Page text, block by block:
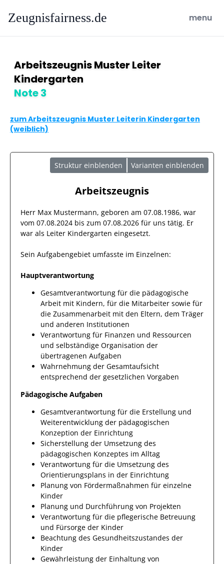
Zeugnisfairness.de open
menu
Arbeitszeugnis Muster Leiter
Kindergarten
Note 3
zum Arbeitszeugnis Muster Leiterin Kindergarten
(weiblich)
Struktur einblenden Varianten einblenden
Arbeitszeugnis
Herr Max Mustermann, geboren am 07.08.1986, war
vom 07.08.2024 bis zum 07.08.2026 für uns tätig. Er
war als Leiter Kindergarten eingesetzt.
Sein Aufgabengebiet umfasste im Einzelnen:
Hauptverantwortung
Gesamtverantwortung für die pädagogische
Arbeit mit Kindern, für die Mitarbeiter sowie für
die Zusammenarbeit mit den Eltern, dem Träger
und anderen Institutionen
Verantwortung für Finanzen und Ressourcen
und selbständige Organisation der
übertragenen Aufgaben
Wahrnehmung der Gesamtaufsicht
entsprechend der gesetzlichen Vorgaben
Pädagogische Aufgaben
Gesamtverantwortung für die Erstellung und
Weiterentwicklung der pädagogischen
Konzeption der Einrichtung
Sicherstellung der Umsetzung des
pädagogischen Konzeptes im Alltag
Verantwortung für die Umsetzung des
Orientierungsplans in der Einrichtung
Planung von Fördermaßnahmen für einzelne
Kinder
Planung und Durchführung von Projekten
Verantwortung für die pflegerische Betreuung
und Fürsorge der Kinder
Beachtung des Gesundheitszustandes der
Kinder
Gewährleistung der Einhaltung von